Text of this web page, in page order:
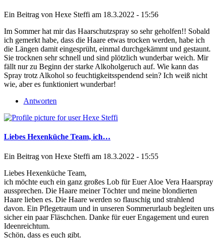
Ein Beitrag von Hexe Steffi am 18.3.2022 - 15:56
Im Sommer hat mir das Haarschutzspray so sehr geholfen!! Sobald
ich gemerkt habe, dass die Haare etwas trocken werden, habe ich
die Längen damit eingesprüht, einmal durchgekämmt und gestaunt.
Sie trocknen sehr schnell und sind plötzlich wunderbar weich. Mir
fällt nur zu Beginn der starke Alkoholgeruch auf. Wie kann das
Spray trotz Alkohol so feuchtigkeitsspendend sein? Ich weiß nicht
wie, aber es funktioniert wunderbar!
Antworten
Liebes Hexenküche Team, ich…
Ein Beitrag von Hexe Steffi am 18.3.2022 - 15:55
Liebes Hexenküche Team,
ich möchte euch ein ganz großes Lob für Euer Aloe Vera Haarspray
aussprechen. Die Haare meiner Töchter und meine blondierten
Haare lieben es. Die Haare werden so flauschig und strahlend
davon. Ein Pflegetraum und in unseren Sommerurlaub begleiten uns
sicher ein paar Fläschchen. Danke für euer Engagement und euren
Ideenreichtum.
Schön, dass es euch gibt.